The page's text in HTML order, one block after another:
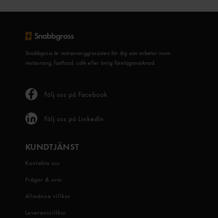
Snabbgross är restauranggrossisten för dig som arbetar inom
restaurang, fastfood, café eller övrig företagsmarknad.
Följ oss på Facebook
Följ oss på LinkedIn
KUNDTJÄNST
Kontakta oss
Frågor & svar
Allmänna villkor
Leveransvillkor